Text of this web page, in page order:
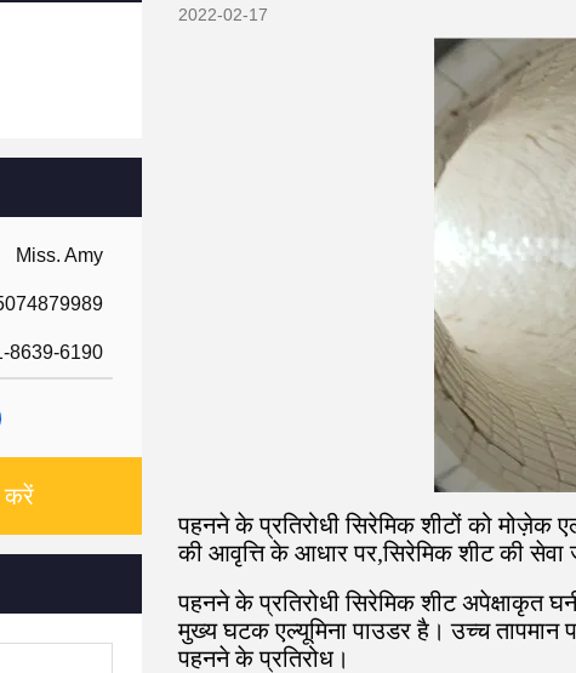
Miss. Amy
8639-6190
करें
2022-02-17
पहनने के प्रतिरोधी सिरेमिक शीटों को मोज़ेक
की आवृत्ति के आधार पर,सिरेमिक शीट की सेवा
पहनने के प्रतिरोधी सिरेमिक शीट अपेक्षाकृत
मुख्य घटक एल्यूमिना पाउडर है। उच्च
पहनने के प्रतिरोध।